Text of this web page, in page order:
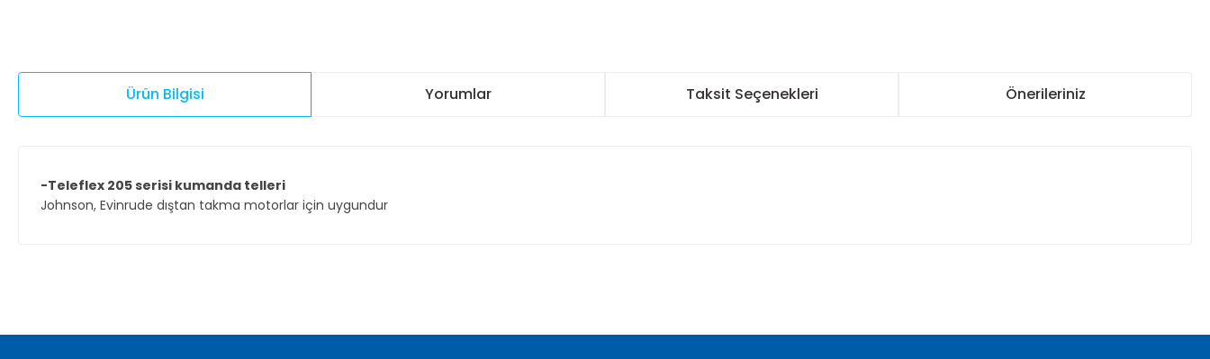
Ürün Bilgisi Yorumlar Taksit Seçenekleri Önerileriniz
-Teleflex 205 serisi kumanda telleri
Johnson, Evinrude dıştan takma motorlar için uygundur